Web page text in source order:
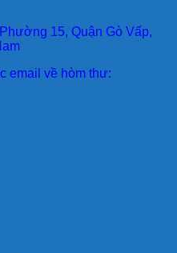
15, Quận Gò Vấp,
email về hòm thư: